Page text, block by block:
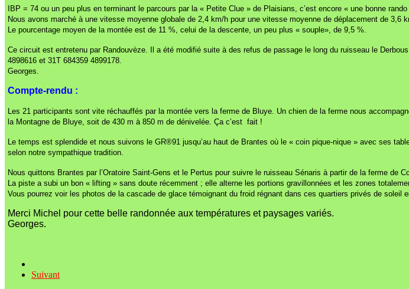
IBP = 74 ou un peu plus en terminant le parcours par la « Petite Clue » de Plaisians, c’est encore « une bonne
Nous avons marché à une vitesse moyenne globale de 2,4 km/h pour une vitesse moyenne de déplacement de 3,6
Le pourcentage moyen de la montée est de 11 %, celui de la descente, un peu plus « souple», de 9,5 %.
Ce circuit est entretenu par Randouvèze. Il a été modifié suite à des refus de passage le long du ruisseau le
4898616 et 31T 684359 4899178.
Georges.
Compte-rendu :
Les 21 participants sont vite réchauffés par la montée vers la ferme de Bluye. Un chien de la ferme nous
la Montagne de Bluye, soit de 430 m à 850 m de dénivelée. Ça c’est fait !
Le temps est splendide et nous suivons le GR®91 jusqu’au haut de Brantes où le « coin pique-nique » avec ses
selon notre sympathique tradition.
Nous quittons Brantes par l’Oratoire Saint-Gens et le Pertus pour suivre le ruisseau Sénaris à partir de la ferme de
La piste a subi un bon « lifting » sans doute récemment ; elle alterne les portions gravillonnées et les zones
Vous pourrez voir les photos de la cascade de glace témoignant du froid régnant dans ces quartiers privés de soleil
Merci Michel pour cette belle randonnée aux températures et paysages variés.
Georges.
Suivant